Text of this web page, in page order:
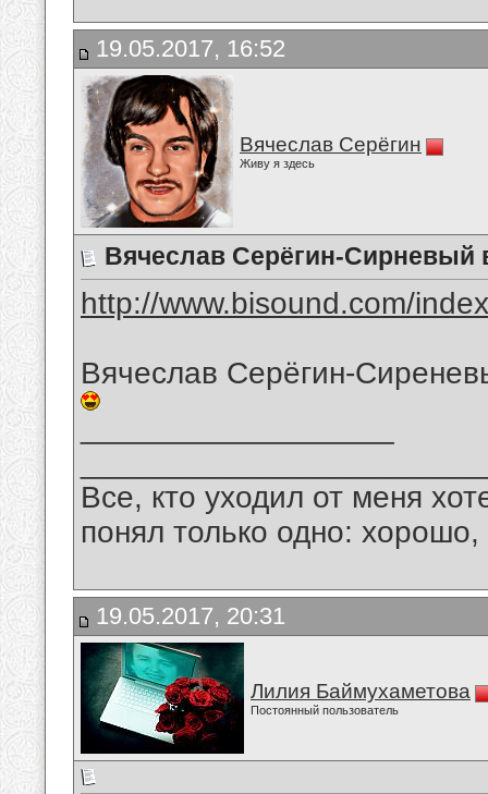
19.05.2017, 16:52
Вячеслав Серёгин
Живу я здесь
Вячеслав Серёгин-Сирневый
http://www.bisound.com/
Вячеслав Серёгин-
Все, кто уходил от меня
понял только одно:
19.05.2017, 20:31
Лилия Баймухаметова
Постоянный пользователь